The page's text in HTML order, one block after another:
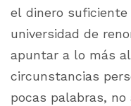
el dinero suficiente
universidad de
apuntar a lo más
circunstancias
pocas palabras,